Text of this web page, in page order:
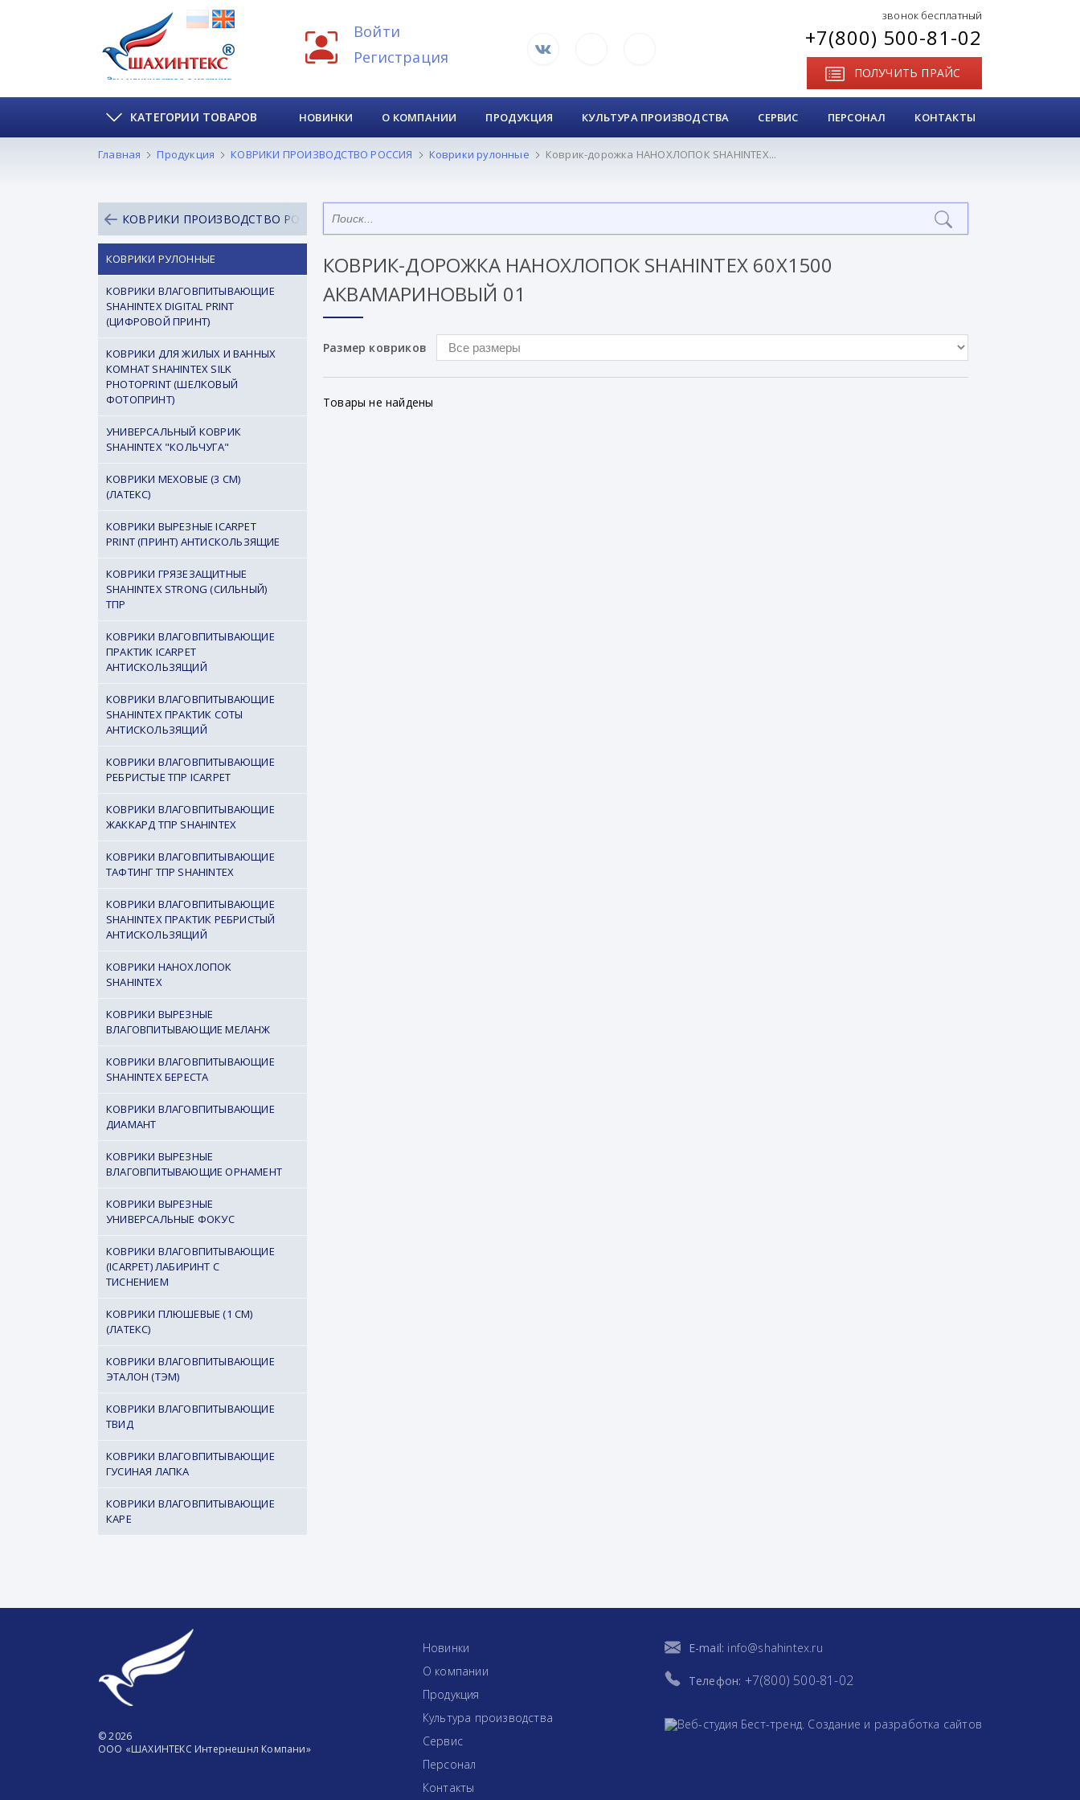
Войти
Регистрация
звонок бесплатный
+7(800) 500-81-02
ПОЛУЧИТЬ ПРАЙС
КАТЕГОРИИ ТОВАРОВ НОВИНКИ О КОМПАНИИ ПРОДУКЦИЯ КУЛЬТУРА ПРОИЗВОДСТВА СЕРВИС ПЕРСОНАЛ КОНТАКТЫ
Главная Продукция КОВРИКИ ПРОИЗВОДСТВО РОССИЯ Коврики рулонные Коврик-дорожка НАНОХЛОПОК SHAHINTEX...
КОВРИКИ ПРОИЗВОДСТВО РОССИЯ
КОВРИКИ РУЛОННЫЕ
КОВРИКИ ВЛАГОВПИТЫВАЮЩИЕ
SHAHINTEX DIGITAL PRINT
(ЦИФРОВОЙ ПРИНТ)
КОВРИКИ ДЛЯ ЖИЛЫХ И ВАННЫХ
КОМНАТ SHAHINTEX SILK
PHOTOPRINT (ШЕЛКОВЫЙ
ФОТОПРИНТ)
УНИВЕРСАЛЬНЫЙ КОВРИК
SHAHINTEX "КОЛЬЧУГА"
КОВРИКИ МЕХОВЫЕ (3 СМ)
(ЛАТЕКС)
КОВРИКИ ВЫРЕЗНЫЕ ICARPET
PRINT (ПРИНТ) АНТИСКОЛЬЗЯЩИЕ
КОВРИКИ ГРЯЗЕЗАЩИТНЫЕ
SHAHINTEX STRONG (СИЛЬНЫЙ)
ТПР
КОВРИКИ ВЛАГОВПИТЫВАЮЩИЕ
ПРАКТИК ICARPET
АНТИСКОЛЬЗЯЩИЙ
КОВРИКИ ВЛАГОВПИТЫВАЮЩИЕ
SHAHINTEX ПРАКТИК СОТЫ
АНТИСКОЛЬЗЯЩИЙ
КОВРИКИ ВЛАГОВПИТЫВАЮЩИЕ
РЕБРИСТЫЕ ТПР ICARPET
КОВРИКИ ВЛАГОВПИТЫВАЮЩИЕ
ЖАККАРД ТПР SHAHINTEX
КОВРИКИ ВЛАГОВПИТЫВАЮЩИЕ
ТАФТИНГ ТПР SHAHINTEX
КОВРИКИ ВЛАГОВПИТЫВАЮЩИЕ
SHAHINTEX ПРАКТИК РЕБРИСТЫЙ
АНТИСКОЛЬЗЯЩИЙ
КОВРИКИ НАНОХЛОПОК
SHAHINTEX
КОВРИКИ ВЫРЕЗНЫЕ
ВЛАГОВПИТЫВАЮЩИЕ МЕЛАНЖ
КОВРИКИ ВЛАГОВПИТЫВАЮЩИЕ
SHAHINTEX БЕРЕСТА
КОВРИКИ ВЛАГОВПИТЫВАЮЩИЕ
ДИАМАНТ
КОВРИКИ ВЫРЕЗНЫЕ
ВЛАГОВПИТЫВАЮЩИЕ ОРНАМЕНТ
КОВРИКИ ВЫРЕЗНЫЕ
УНИВЕРСАЛЬНЫЕ ФОКУС
КОВРИКИ ВЛАГОВПИТЫВАЮЩИЕ
(ICARPET) ЛАБИРИНТ С
ТИСНЕНИЕМ
КОВРИКИ ПЛЮШЕВЫЕ (1 СМ)
(ЛАТЕКС)
КОВРИКИ ВЛАГОВПИТЫВАЮЩИЕ
ЭТАЛОН (ТЭМ)
КОВРИКИ ВЛАГОВПИТЫВАЮЩИЕ
ТВИД
КОВРИКИ ВЛАГОВПИТЫВАЮЩИЕ
ГУСИНАЯ ЛАПКА
КОВРИКИ ВЛАГОВПИТЫВАЮЩИЕ
КАРЕ
КОВРИК-ДОРОЖКА НАНОХЛОПОК SHAHINTEX 60Х1500
АКВАМАРИНОВЫЙ 01
Размер ковриков
Товары не найдены
© 2026
ООО «ШАХИНТЕКС Интернешнл Компани»
Новинки
О компании
Продукция
Культура производства
Сервис
Персонал
Контакты
E-mail: info@shahintex.ru
Телефон: +7(800) 500-81-02